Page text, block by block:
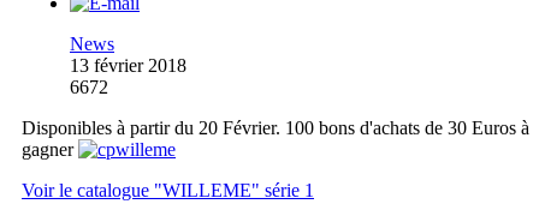
News
13 février 2018
6672
Disponibles à partir du 20 Février. 100 bons d'achats de 30 Euros à
gagner
Voir le catalogue "WILLEME" série 1